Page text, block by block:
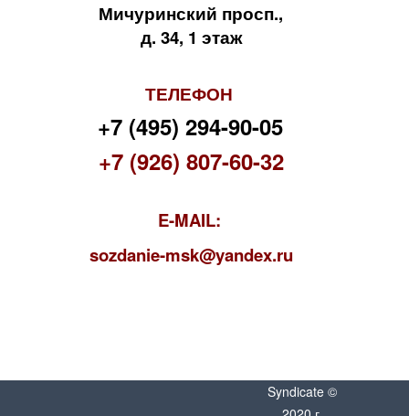
Мичуринский просп.,
д. 34, 1 этаж
ТЕЛЕФОН
+7 (495) 294-90-05
+7 (926) 807-60-32
E-MAIL:
sozdanie-msk@yandex.ru
Syndicate ©